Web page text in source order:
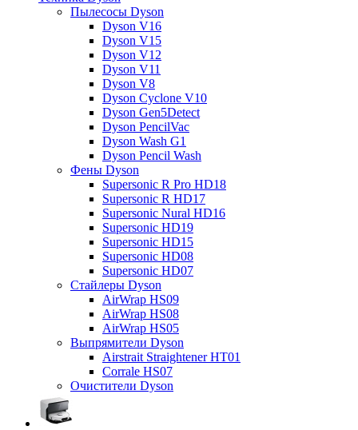
Пылесосы Dyson
Dyson V16
Dyson V15
Dyson V12
Dyson V11
Dyson V8
Dyson Cyclone V10
Dyson Gen5Detect
Dyson PencilVac
Dyson Wash G1
Dyson Pencil Wash
Фены Dyson
Supersonic R Pro HD18
Supersonic R HD17
Supersonic Nural HD16
Supersonic HD19
Supersonic HD15
Supersonic HD08
Supersonic HD07
Стайлеры Dyson
AirWrap HS09
AirWrap HS08
AirWrap HS05
Выпрямители Dyson
Airstrait Straightener HT01
Corrale HS07
Очистители Dyson